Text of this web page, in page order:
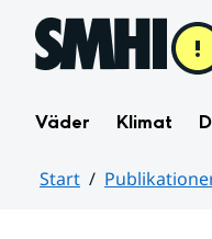
Hoppa till sidans innehåll
Väder Klimat
Start